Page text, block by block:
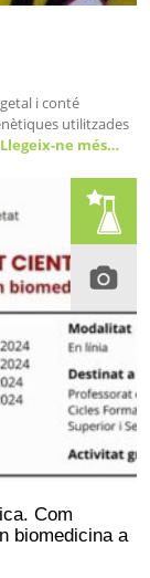
i conté
utilitzades
Llegeix-ne més…
Com
biomedicina a